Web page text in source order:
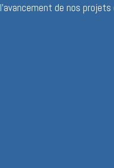
l’avancement de nos